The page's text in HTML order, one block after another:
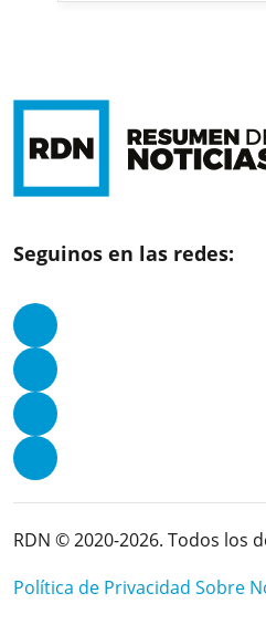
Seguinos en las redes:
RDN © 2020-2026. Todos los
Política de Privacidad Sobre